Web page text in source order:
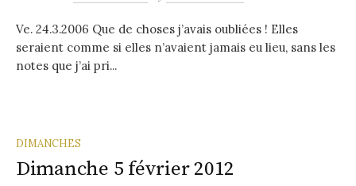
Ve. 24.3.2006 Que de choses j’avais oubliées ! Elles
seraient comme si elles n’avaient jamais eu lieu, sans les
notes que j’ai pri...
DIMANCHES
Dimanche 5 février 2012